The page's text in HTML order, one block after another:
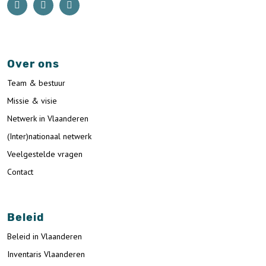
Over ons
Team & bestuur
Missie & visie
Netwerk in Vlaanderen
(Inter)nationaal netwerk
Veelgestelde vragen
Contact
Beleid
Beleid in Vlaanderen
Inventaris Vlaanderen